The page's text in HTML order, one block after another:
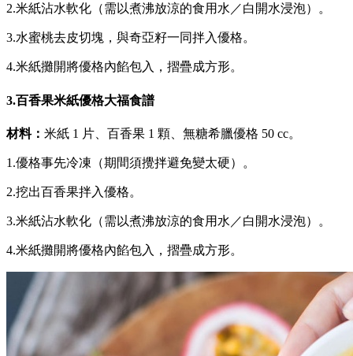
2.米紙沾水軟化（需以煮沸放涼的食用水／白開水浸泡）。
3.水蜜桃去皮切塊，與奇亞籽一同拌入優格。
4.米紙攤開將優格內餡包入，摺疊成方形。
3.百香果米紙優格大福食譜
材料： 米紙 1 片、百香果 1 顆、無糖希臘優格 50 cc。
1.優格事先冷凍（期間須攪拌避免變太硬）。
2.挖出百香果拌入優格。
3.米紙沾水軟化（需以煮沸放涼的食用水／白開水浸泡）。
4.米紙攤開將優格內餡包入，摺疊成方形。